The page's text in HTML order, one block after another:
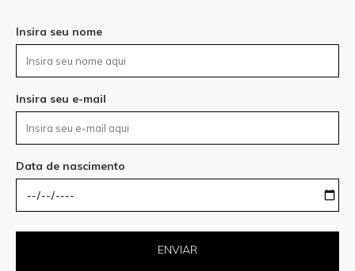
Insira seu nome
Insira seu e-mail
Data de nascimento
ENVIAR